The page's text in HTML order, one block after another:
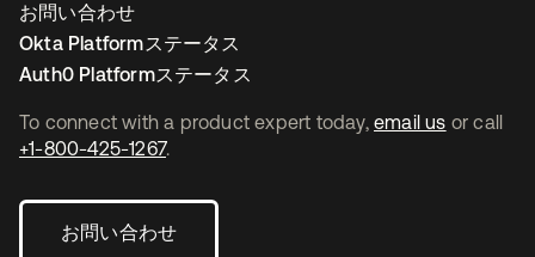
To connect with a product expert today, email us or call
+1-800-425-1267.
お問い合わせ
お問い合わせ
Okta Platformステータス
Auth0 Platformステータス